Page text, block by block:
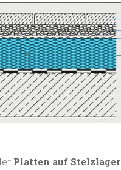
Platten auf Stelzlager